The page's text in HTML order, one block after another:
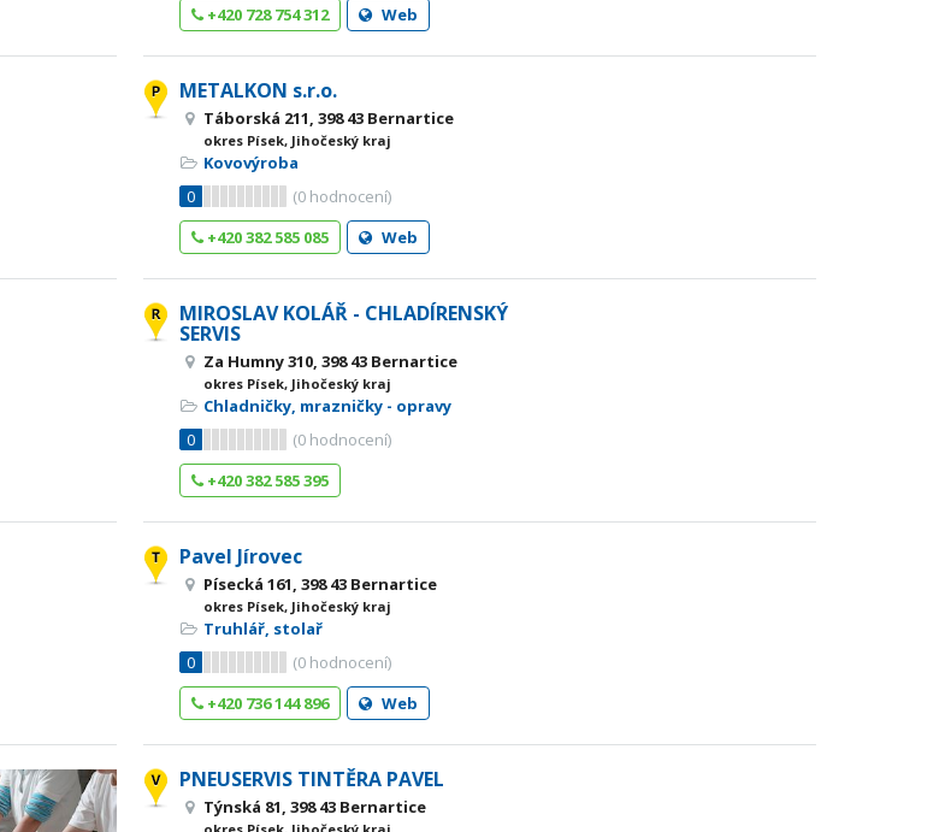
+420 728 754 312
Web
METALKON s.r.o.
Táborská 211, 398 43 Bernartice
okres Písek, Jihočeský kraj
Kovovýroba
0
(0 hodnocení)
+420 382 585 085
Web
MIROSLAV KOLÁŘ - CHLADÍRENSKÝ
SERVIS
Za Humny 310, 398 43 Bernartice
okres Písek, Jihočeský kraj
Chladničky, mrazničky - opravy
0
(0 hodnocení)
+420 382 585 395
Pavel Jírovec
Písecká 161, 398 43 Bernartice
okres Písek, Jihočeský kraj
Truhlář, stolař
0
(0 hodnocení)
+420 736 144 896
Web
PNEUSERVIS TINTĚRA PAVEL
Týnská 81, 398 43 Bernartice